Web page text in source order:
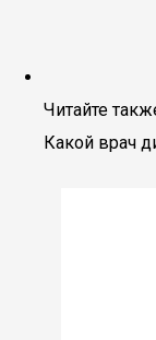
Читайте
Какой врач